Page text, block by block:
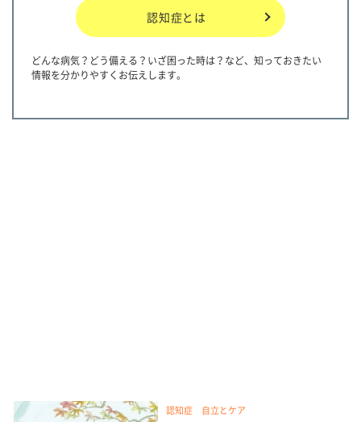
認知症とは
どんな病気？どう備える？いざ困った時は？など、知っておきたい
情報を分かりやすくお伝えします。
認知症 自立とケア